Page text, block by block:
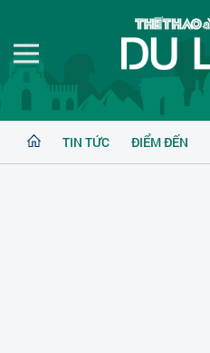
TIN TỨC ĐIỂM ĐẾN